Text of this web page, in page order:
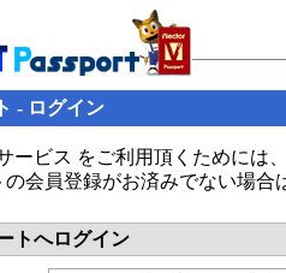
- ログイン
ービス をご利用頂くためには
の会員登録がお済みでない場
トへログイン